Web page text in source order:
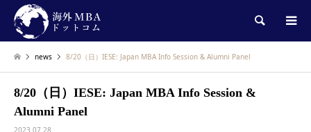
検索
news 8/20（日）IESE: Japan MBA Info Session & Alumni Panel
8/20（日）IESE: Japan MBA Info Session &
Alumni Panel
2023.07.28